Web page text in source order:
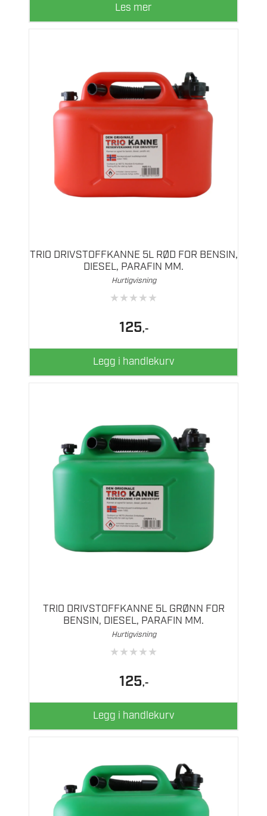
Les mer
TRIO DRIVSTOFFKANNE 5L RØD FOR BENSIN,
DIESEL, PARAFIN MM.
Hurtigvisning
★★★★★
125,-
Legg i handlekurv
TRIO DRIVSTOFFKANNE 5L GRØNN FOR
BENSIN, DIESEL, PARAFIN MM.
Hurtigvisning
★★★★★
125,-
Legg i handlekurv